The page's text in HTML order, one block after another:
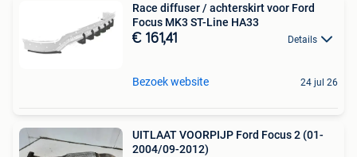
Race diffuser / achterskirt voor Ford
Focus MK3 ST-Line HA33
€ 161,41 Details
Bezoek website 24 jul 26
UITLAAT VOORPIJP Ford Focus 2 (01-
2004/09-2012)